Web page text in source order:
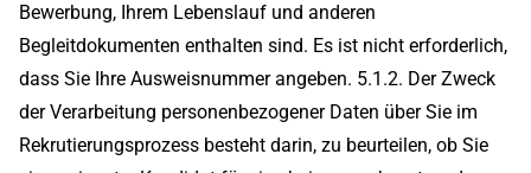
Bewerbung, Ihrem Lebenslauf und anderen
Begleitdokumenten enthalten sind. Es ist nicht erforderlich,
dass Sie Ihre Ausweisnummer angeben. 5.1.2. Der Zweck
der Verarbeitung personenbezogener Daten über Sie im
Rekrutierungsprozess besteht darin, zu beurteilen, ob Sie